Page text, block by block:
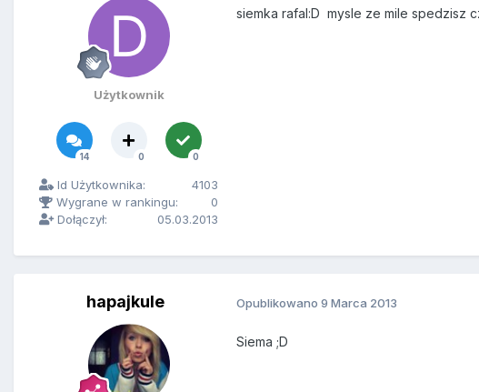
Użytkownik
14 0 0
Id Użytkownika:
4103
Wygrane w rankingu:
0
Dołączył:
05.03.2013
siemka rafal:D mysle ze mile spedzisz
hapajkule Opublikowano 9 Marca 2013
Siema ;D